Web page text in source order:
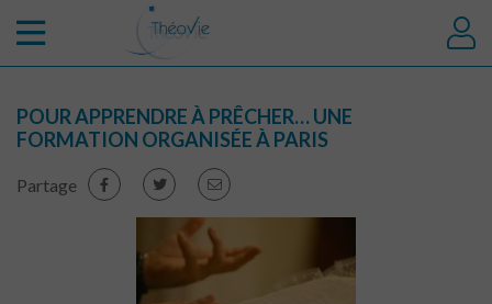
POUR APPRENDRE À PRÊCHER… UNE
FORMATION ORGANISÉE À PARIS
Partage